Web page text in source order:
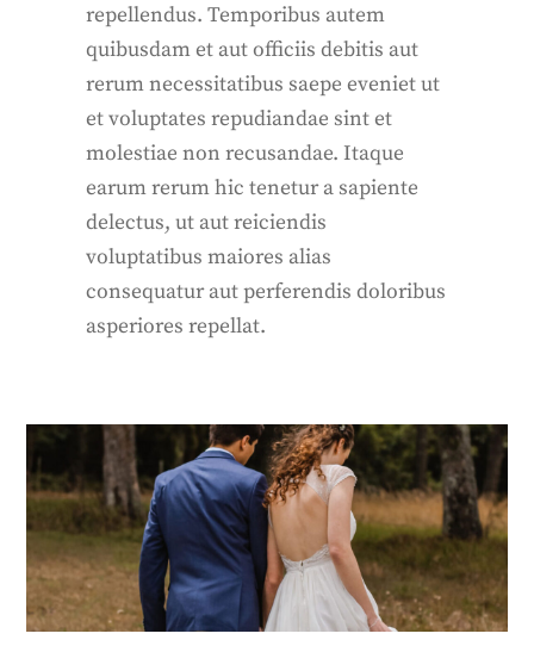
repellendus. Temporibus autem
quibusdam et aut officiis debitis aut
rerum necessitatibus saepe eveniet ut
et voluptates repudiandae sint et
molestiae non recusandae. Itaque
earum rerum hic tenetur a sapiente
delectus, ut aut reiciendis
voluptatibus maiores alias
consequatur aut perferendis doloribus
asperiores repellat.